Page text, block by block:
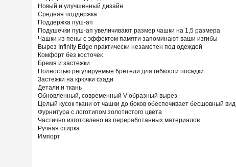
Новый и улучшенный дизайн
Средняя поддержка
Поддержка пуш-ап
Подушечки пуш-ап увеличивают размер чашки на 1,5 размера
Чашки из пены с эффектом памяти запоминают ваши изгибы
Вырез Infinity Edge практически незаметен под одеждой
Комфорт без косточек
Бремя и застежки
Полностью регулируемые бретели для гибкости посадки
Застежки на крючки сзади
Детали и ткань
Обновленный, современный V-образный вырез
Целый кусок ткани от чашки до боков обеспечивает бесшовный вид
Фурнитура с логотипом золотистого цвета
Частично изготовлено из переработанных материалов
Ручная стирка
Импорт